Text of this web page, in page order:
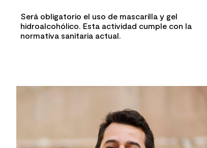
Será obligatorio el uso de mascarilla y gel
hidroalcohólico. Esta actividad cumple con la
normativa sanitaria actual.